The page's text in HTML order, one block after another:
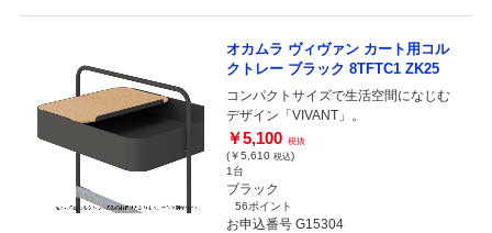
オカムラ ヴィヴァン カート用コル
クトレー ブラック 8TFTC1 ZK25
コンパクトサイズで生活空間になじむ
デザイン「VIVANT」。
￥5,100 税抜
(￥5,610 税込)
1台
ブラック
56ポイント
お申込番号 G15304